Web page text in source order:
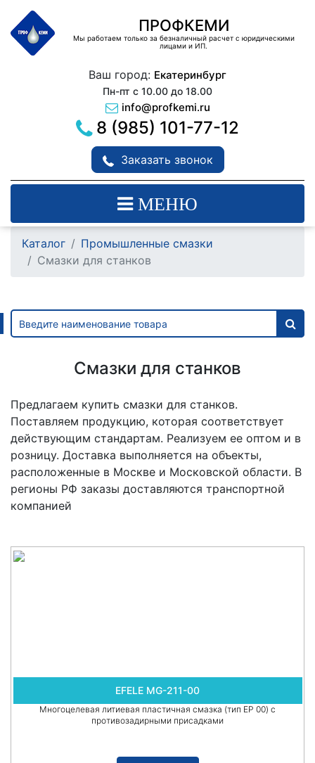
ПРОФКЕМИ
Мы работаем только за безналичный расчет с юридическими
лицами и ИП.
Ваш город: Екатеринбург
Пн-пт с 10.00 до 18.00
info@profkemi.ru
8 (985) 101-77-12
Заказать звонок
МЕНЮ
Каталог
Промышленные смазки
Смазки для станков
Смазки для станков
Предлагаем купить смазки для станков.
Поставляем продукцию, которая соответствует
действующим стандартам. Реализуем ее оптом и в
розницу. Доставка выполняется на объекты,
расположенные в Москве и Московской области. В
регионы РФ заказы доставляются транспортной
компанией
EFELE MG-211-00
Многоцелевая литиевая пластичная смазка (тип EP 00) с
противозадирными присадками